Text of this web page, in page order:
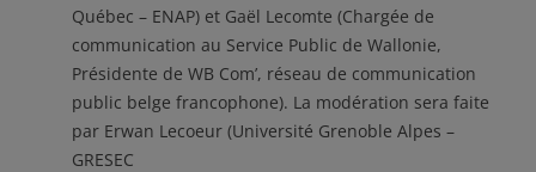
Québec – ENAP) et Gaël Lecomte (Chargée de
communication au Service Public de Wallonie,
Présidente de WB Com’, réseau de communication
public belge francophone). La modération sera faite
par Erwan Lecoeur (Université Grenoble Alpes –
GRESEC